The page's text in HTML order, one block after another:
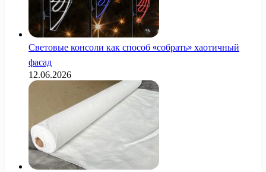
Световые консоли как способ «собрать» хаотичный
фасад
12.06.2026